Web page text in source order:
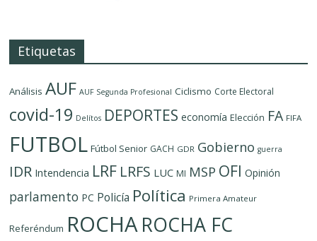
Etiquetas
Análisis AUF AUF Segunda Profesional Ciclismo Corte Electoral
covid-19 Delítos DEPORTES economía Elección FA FIFA
FUTBOL Fútbol Senior GACH GDR Gobierno guerra
IDR Intendencia LRF LRFS LUC MI MSP OFI Opinión
parlamento PC Policía Política Primera Amateur
Referéndum ROCHAROCHA FC